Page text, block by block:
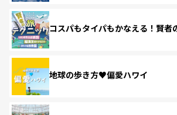
コスパもタイパもかなえる！賢者
地球の歩き方♥偏愛ハワイ